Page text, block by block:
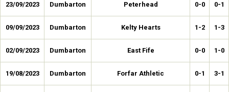
23/09/2023 Dumbarton Peterhead 0-0 0-1
09/09/2023 Dumbarton Kelty Hearts 1-2 1-3
02/09/2023 Dumbarton East Fife 0-0 1-0
19/08/2023 Dumbarton Forfar Athletic 0-1 3-1